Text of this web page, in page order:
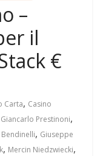
–
il
€
Carta, Casino
Giancarlo Prestinoni,
, Giuseppe
, Mercin Niedzwiecki,